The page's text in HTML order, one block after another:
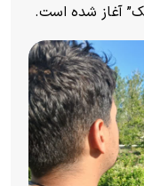
آغاز شده است.